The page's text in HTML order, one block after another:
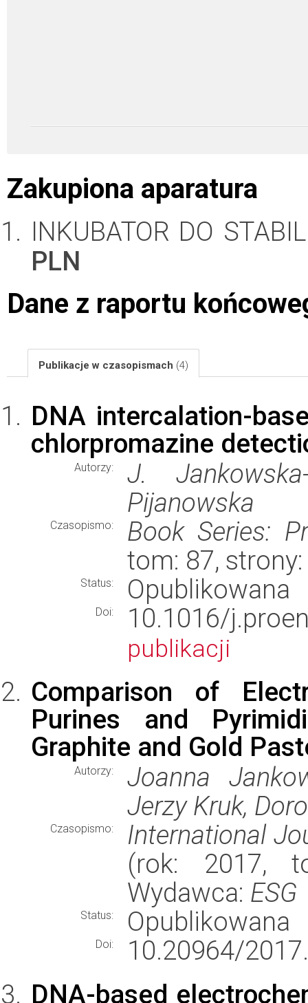
Zakupiona aparatura
INKUBATOR DO
PLN
Dane z raportu
Publikacje w czasopismach (4)
DNA intercalation-
chlorpromazine
Autorzy:
J.
Pijanowska
Czasopismo:
Book Series:
tom: 87,
Status: Opublikowana
Doi: 10.1016/
publikacji
Comparison of
Purines and
Graphite and Gold
Autorzy:
Joanna
Jerzy Kruk,
Czasopismo:
International
(rok: 2017,
Wydawca: ESG
Status: Opublikowana
Doi:
10.20964/
DNA-based